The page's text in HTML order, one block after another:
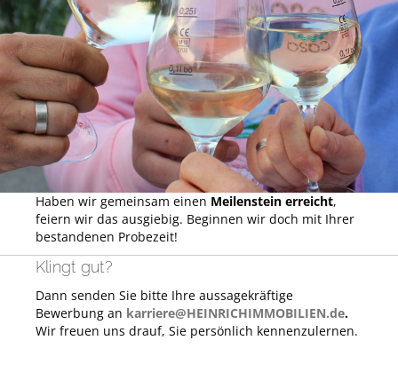
Haben wir gemeinsam einen Meilenstein erreicht,
feiern wir das ausgiebig. Beginnen wir doch mit Ihrer
bestandenen Probezeit!
Klingt gut?
Dann senden Sie bitte Ihre aussagekräftige
Bewerbung an karriere@HEINRICHIMMOBILIEN.de.
Wir freuen uns drauf, Sie persönlich kennenzulernen.